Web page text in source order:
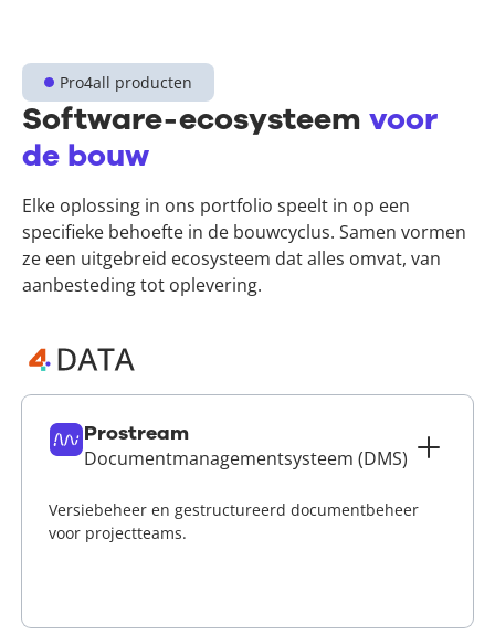
Pro4all producten
Software-ecosysteem voor
de bouw
Elke oplossing in ons portfolio speelt in op een
specifieke behoefte in de bouwcyclus. Samen vormen
ze een uitgebreid ecosysteem dat alles omvat, van
aanbesteding tot oplevering.
Prostream
Documentmanagementsysteem (DMS)
Versiebeheer en gestructureerd documentbeheer
voor projectteams.